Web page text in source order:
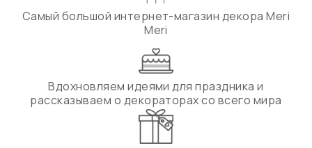
Самый большой интернет-магазин декора Meri
Meri
Вдохновляем идеями для праздника и
рассказываем о декораторах со всего мира